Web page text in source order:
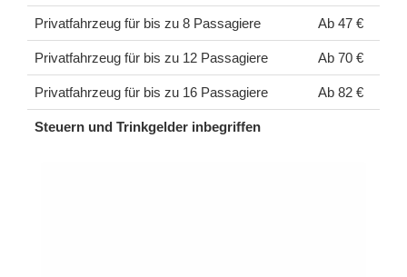
Privatfahrzeug für bis zu 8 Passagiere Ab 47 €
Privatfahrzeug für bis zu 12 Passagiere Ab 70 €
Privatfahrzeug für bis zu 16 Passagiere Ab 82 €
Steuern und Trinkgelder inbegriffen